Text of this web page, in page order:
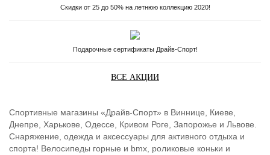
Скидки от 25 до 50% на летнюю коллекцию 2020!
Подарочные сертификаты Драйв-Спорт!
ВСЕ АКЦИИ
Спортивные магазины «Драйв-Спорт» в Виннице, Киеве,
Днепре, Харькове, Одессе, Кривом Роге, Запорожье и Львове.
Снаряжение, одежда и аксессуары для активного отдыха и
спорта! Велосипеды горные и bmx, роликовые коньки и